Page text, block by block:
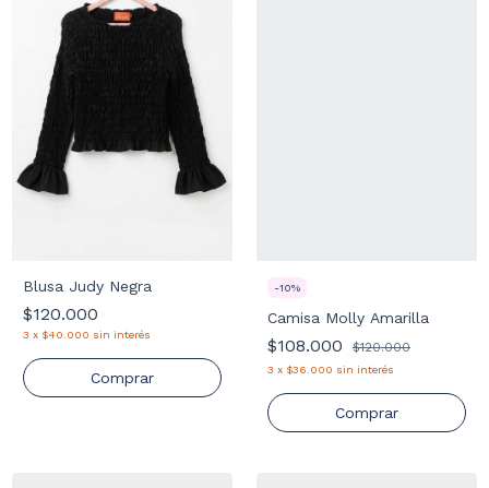
Blusa Judy Negra
$120.000
3 x $40.000 sin interés
Comprar
-10%
Camisa Molly Amarilla
$108.000 $120.000
3 x $36.000 sin interés
Comprar